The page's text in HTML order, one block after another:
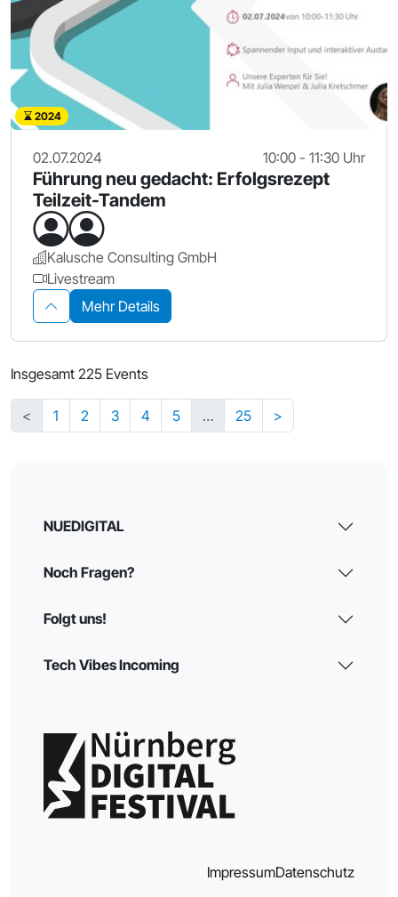
2024
02.07.2024 10:00 - 11:30 Uhr
Führung neu gedacht: Erfolgsrezept
Teilzeit-Tandem
Kalusche Consulting GmbH
Livestream
Mehr Details
Insgesamt 225 Events
< 1 2 3 4 5 … 25 >
NUEDIGITAL
Noch Fragen?
Folgt uns!
Tech Vibes Incoming
ImpressumDatenschutz